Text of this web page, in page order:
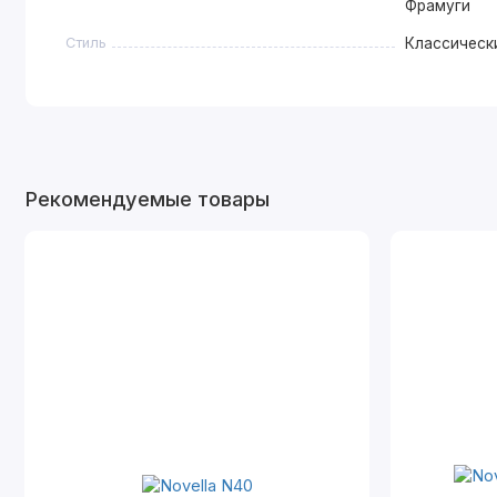
Фрамуги
Стиль
Рекомендуемые товары